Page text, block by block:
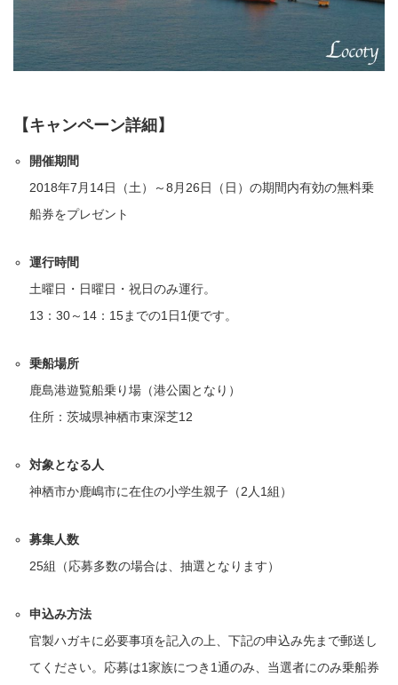
【キャンペーン詳細】
開催期間
2018年7月14日（土）～8月26日（日）の期間内有効の無料乗
船券をプレゼント
運行時間
土曜日・日曜日・祝日のみ運行。
13：30～14：15までの1日1便です。
乗船場所
鹿島港遊覧船乗り場（港公園となり）
住所：茨城県神栖市東深芝12
対象となる人
神栖市か鹿嶋市に在住の小学生親子（2人1組）
募集人数
25組（応募多数の場合は、抽選となります）
申込み方法
官製ハガキに必要事項を記入の上、下記の申込み先まで郵送し
てください。応募は1家族につき1通のみ、当選者にのみ乗船券